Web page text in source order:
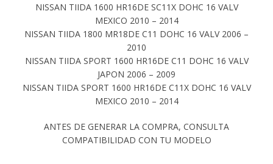
NISSAN TIIDA 1600 HR16DE SC11X DOHC 16 VALV
MEXICO 2010 – 2014
NISSAN TIIDA 1800 MR18DE C11 DOHC 16 VALV 2006 –
2010
NISSAN TIIDA SPORT 1600 HR16DE C11 DOHC 16 VALV
JAPON 2006 – 2009
NISSAN TIIDA SPORT 1600 HR16DE C11X DOHC 16 VALV
MEXICO 2010 – 2014
ANTES DE GENERAR LA COMPRA, CONSULTA
COMPATIBILIDAD CON TU MODELO